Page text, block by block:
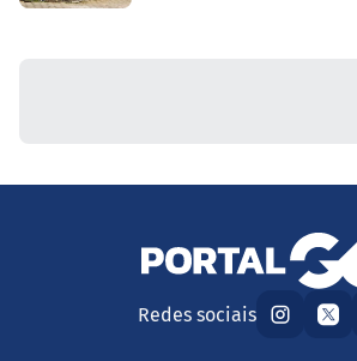
Redes sociais